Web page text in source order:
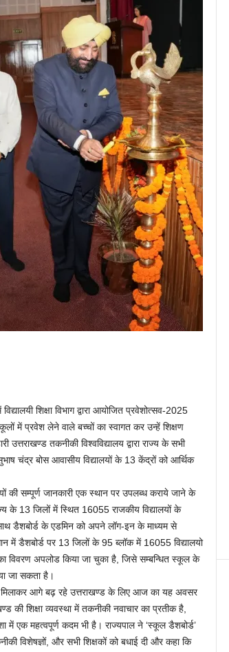
शिक्षा विभाग द्वारा आयोजित प्रवेशोत्सव-2025
में प्रवेश लेने वाले बच्चों का स्वागत कर उन्हें शिक्षण
उत्तराखण्ड तकनीकी विश्वविद्यालय द्वारा राज्य के सभी
चंद्र बोस आवासीय विद्यालयों के 13 केंद्रों को आर्थिक
की सम्पूर्ण जानकारी एक स्थान पर उपलब्ध कराये जाने के
के 13 जिलों में स्थित 16055 राजकीय विद्यालयों के
साथ डैशबोर्ड के एडमिन को अपने लॉग-इन के माध्यम से
में डैशबोर्ड पर 13 जिलों के 95 ब्लॉक में 16055 विद्यालयो
विवरण अपलोड किया जा चुका है, जिसे सम्बन्धित स्कूल के
जा सकता है।
आगे बढ़ रहे उत्तराखण्ड के लिए आज का यह अवसर
की शिक्षा व्यवस्था में तकनीकी नवाचार का प्रतीक है,
में एक महत्वपूर्ण कदम भी है। राज्यपाल ने ‘स्कूल डैशबोर्ड’
विशेषज्ञों, और सभी शिक्षकों को बधाई दी और कहा कि